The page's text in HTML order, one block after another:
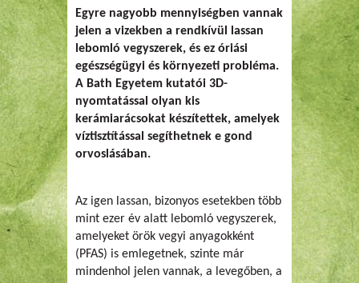
Egyre nagyobb mennyiségben vannak
jelen a vizekben a rendkívül lassan
lebomló vegyszerek, és ez óriási
egészségügyi és környezeti probléma.
A Bath Egyetem kutatói 3D-
nyomtatással olyan kis
kerámiarácsokat készítettek, amelyek
víztisztítással segíthetnek e gond
orvoslásában.
Az igen lassan, bizonyos esetekben több
mint ezer év alatt lebomló vegyszerek,
amelyeket örök vegyi anyagokként
(PFAS) is emlegetnek, szinte már
mindenhol jelen vannak, a levegőben, a